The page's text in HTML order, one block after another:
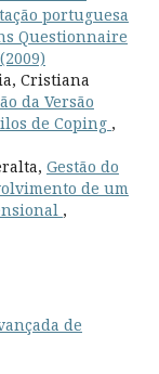
portuguesa
Questionnaire
Cristiana
da Versão
de Coping ,
Gestão do
de um
,
de